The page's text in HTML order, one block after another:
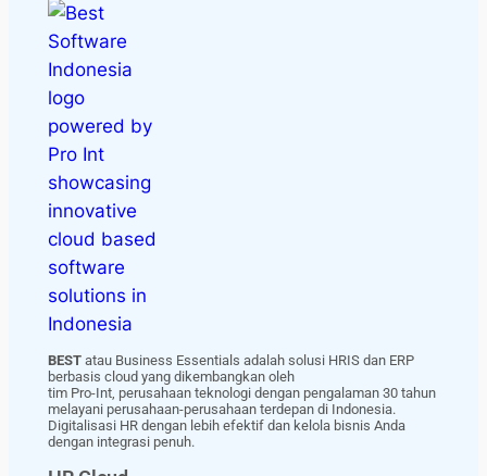
BEST atau Business Essentials adalah solusi HRIS dan ERP
berbasis cloud yang dikembangkan oleh
tim Pro-Int, perusahaan teknologi dengan pengalaman 30 tahun
melayani perusahaan-perusahaan terdepan di Indonesia.
Digitalisasi HR dengan lebih efektif dan kelola bisnis Anda
dengan integrasi penuh.